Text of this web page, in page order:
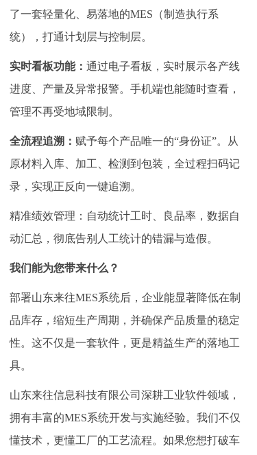
了一套轻量化、易落地的MES（制造执行系
统），打通计划层与控制层。
实时看板功能： 通过电子看板，实时展示各产线
进度、产量及异常报警。手机端也能随时查看，
管理不再受地域限制。
全流程追溯： 赋予每个产品唯一的“身份证”。从
原材料入库、加工、检测到包装，全过程扫码记
录，实现正反向一键追溯。
精准绩效管理：自动统计工时、良品率，数据自
动汇总，彻底告别人工统计的错漏与造假。
我们能为您带来什么？
部署山东来往MES系统后，企业能显著降低在制
品库存，缩短生产周期，并确保产品质量的稳定
性。这不仅是一套软件，更是精益生产的落地工
具。
山东来往信息科技有限公司深耕工业软件领域，
拥有丰富的MES系统开发与实施经验。我们不仅
懂技术，更懂工厂的工艺流程。如果您想打破车